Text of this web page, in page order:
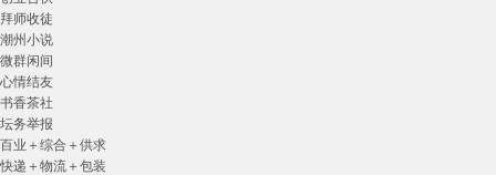
拜师收徒
潮州小说
微群闲间
心情结友
书香茶社
坛务举报
百业＋综合＋供求
快递＋物流＋包装